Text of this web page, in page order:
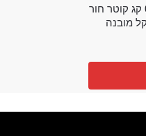
מיקרו פלטה משקל גומי 0.5 קג קוטר חור